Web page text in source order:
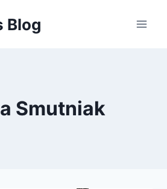
Blog
Smutniak